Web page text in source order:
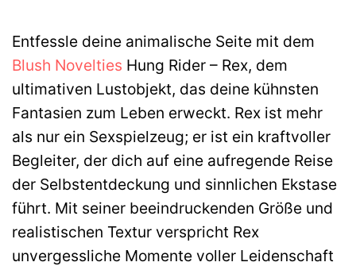
Entfessle deine animalische Seite mit dem
Blush Novelties Hung Rider – Rex, dem
ultimativen Lustobjekt, das deine kühnsten
Fantasien zum Leben erweckt. Rex ist mehr
als nur ein Sexspielzeug; er ist ein kraftvoller
Begleiter, der dich auf eine aufregende Reise
der Selbstentdeckung und sinnlichen Ekstase
führt. Mit seiner beeindruckenden Größe und
realistischen Textur verspricht Rex
unvergessliche Momente voller Leidenschaft